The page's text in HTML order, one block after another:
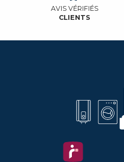
AVIS VÉRIFIÉS
CLIENTS